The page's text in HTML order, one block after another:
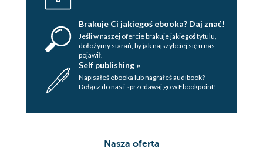
Brakuje Ci jakiegoś ebooka? Daj znać!
Jeśli w naszej ofercie brakuje jakiegoś tytulu,
dołożymy starań, by jak najszybciej się u nas
pojawił.
Self publishing »
Napisałeś ebooka lub nagrałeś audibook?
Dołącz do nas i sprzedawaj go w Ebookpoint!
Nasza oferta